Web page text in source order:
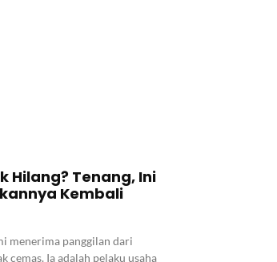
Hilang? Tenang, Ini
Kembali
menerima panggilan dari
cemas. Ia adalah pelaku usaha